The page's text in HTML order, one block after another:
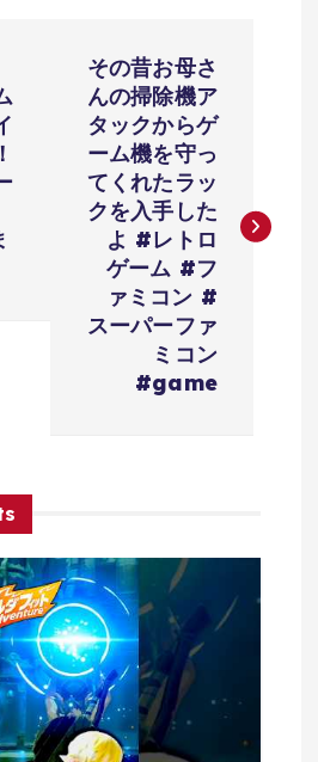
その昔お母さ
んの掃除機ア
タックからゲ
ーム機を守っ
てくれたラッ
クを入手した
よ #レトロ
ゲーム #フ
ァミコン #
スーパーファ
ミコン
#game